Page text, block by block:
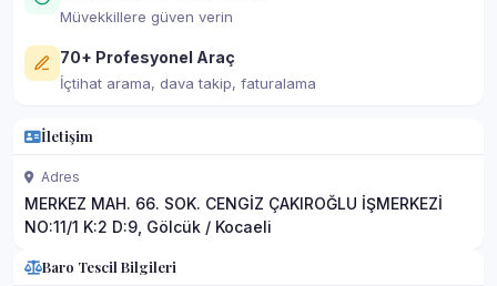
Müvekkillere güven verin
70+ Profesyonel Araç
İçtihat arama, dava takip, faturalama
İletişim
Adres
MERKEZ MAH. 66. SOK. CENGİZ ÇAKIROĞLU İŞMERKEZİ
NO:11/1 K:2 D:9, Gölcük / Kocaeli
Baro Tescil Bilgileri